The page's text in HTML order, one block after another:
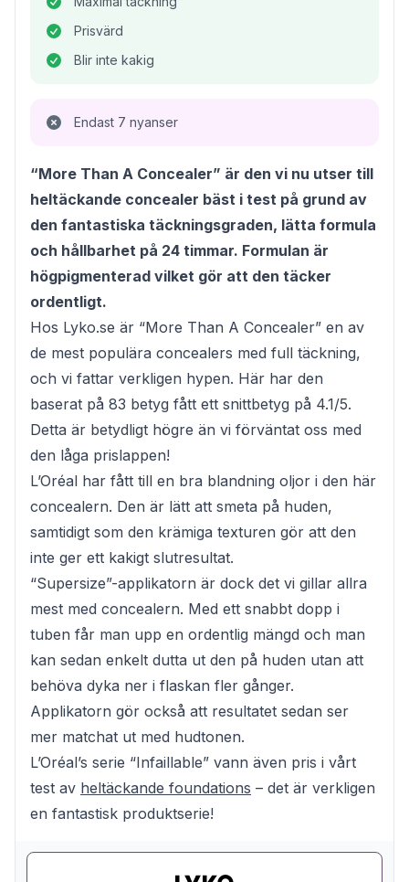
Prisvärd
Blir inte kakig
Endast 7 nyanser
“More Than A Concealer” är den vi nu utser till
heltäckande concealer bäst i test på grund av
den fantastiska täckningsgraden, lätta formula
och hållbarhet på 24 timmar. Formulan är
högpigmenterad vilket gör att den täcker
ordentligt.
Hos Lyko.se är “More Than A Concealer” en av
de mest populära concealers med full täckning,
och vi fattar verkligen hypen. Här har den
baserat på 83 betyg fått ett snittbetyg på 4.1/5.
Detta är betydligt högre än vi förväntat oss med
den låga prislappen!
L’Oréal har fått till en bra blandning oljor i den här
concealern. Den är lätt att smeta på huden,
samtidigt som den krämiga texturen gör att den
inte ger ett kakigt slutresultat.
“Supersize”-applikatorn är dock det vi gillar allra
mest med concealern. Med ett snabbt dopp i
tuben får man upp en ordentlig mängd och man
kan sedan enkelt dutta ut den på huden utan att
behöva dyka ner i flaskan fler gånger.
Applikatorn gör också att resultatet sedan ser
mer matchat ut med hudtonen.
L’Oréal’s serie “Infaillable” vann även pris i vårt
test av heltäckande foundations – det är verkligen
en fantastisk produktserie!